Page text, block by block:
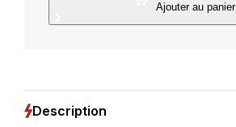
câble
IP20
max
60W
Ajouter au panier
Description